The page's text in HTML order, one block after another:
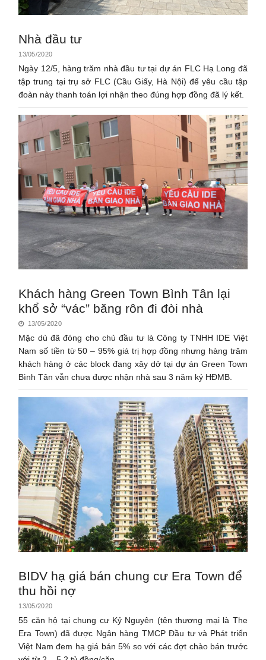
Nhà đầu tư
13/05/2020
Ngày 12/5, hàng trăm nhà đầu tư tại dự án FLC Hạ Long đã
tập trung tại trụ sở FLC (Cầu Giấy, Hà Nội) để yêu cầu tập
đoàn này thanh toán lợi nhận theo đúng hợp đồng đã lý kết.
Khách hàng Green Town Bình Tân lại
khổ sở “vác” băng rôn đi đòi nhà
13/05/2020
Mặc dù đã đóng cho chủ đầu tư là Công ty TNHH IDE Việt
Nam số tiền từ 50 – 95% giá trị hợp đồng nhưng hàng trăm
khách hàng ở các block đang xây dở tại dự án Green Town
Bình Tân vẫn chưa được nhận nhà sau 3 năm ký HĐMB.
BIDV hạ giá bán chung cư Era Town để
thu hồi nợ
13/05/2020
55 căn hộ tại chung cư Kỷ Nguyên (tên thương mại là The
Era Town) đã được Ngân hàng TMCP Đầu tư và Phát triển
Việt Nam đem hạ giá bán 5% so với các đợt chào bán trước